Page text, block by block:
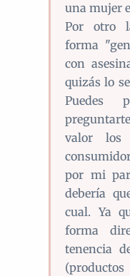
una mujer
Por otro
forma
con
quizás lo
Puedes
valor los
por mi
debería
cual. Ya
forma
tenencia